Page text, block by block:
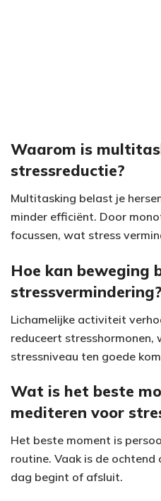
Waarom is
stressreductie?
Multitasking belast je
minder efficiënt. Door
focussen, wat stress
Hoe kan beweging
stressvermindering?
Lichamelijke activiteit
reduceert stresshormonen,
stressniveau ten goede
Wat is het beste
mediteren voor
Het beste moment is
routine. Vaak is de
dag begint of afsluit.